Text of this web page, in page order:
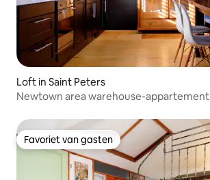
Loft in Saint Peters
Newtown area warehouse-appartement
Favoriet van gasten
Favoriet van gasten